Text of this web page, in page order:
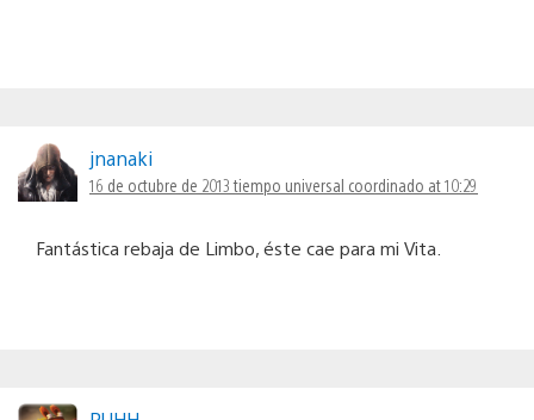
jnanaki
16 de octubre de 2013 tiempo universal coordinado at 10:29
Fantástica rebaja de Limbo, éste cae para mi Vita.